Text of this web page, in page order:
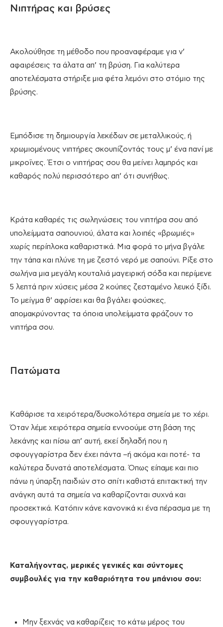
Νιπτήρας και βρύσες
Ακολούθησε τη μέθοδο που προαναφέραμε για ν’
αφαιρέσεις τα άλατα απ’ τη βρύση. Για καλύτερα
αποτελέσματα στήριξε μια φέτα λεμόνι στο στόμιο της
βρύσης.
Εμπόδισε τη δημιουργία λεκέδων σε μεταλλικούς, ή
χρωμιομένους νιπτήρες σκουπίζοντάς τους μ’ ένα πανί με
μικροΐνες. Έτσι ο νιπτήρας σου θα μείνει λαμπρός και
καθαρός πολύ περισσότερο απ’ ότι συνήθως.
Κράτα καθαρές τις σωληνώσεις του νιπτήρα σου από
υπολείμματα σαπουνιού, άλατα και λοιπές «βρωμιές»
χωρίς περίπλοκα καθαριστικά. Μια φορά το μήνα βγάλε
την τάπα και πλύνε τη με ζεστό νερό με σαπούνι. Ρίξε στο
σωλήνα μια μεγάλη κουταλιά μαγειρική σόδα και περίμενε
5 λεπτά πριν χύσεις μέσα 2 κούπες ζεσταμένο λευκό ξίδι.
Το μείγμα θ’ αφρίσει και θα βγάλει φούσκες,
απομακρύνοντας τα όποια υπολείμματα φράζουν το
νιπτήρα σου.
Πατώματα
Καθάρισε τα χειρότερα/δυσκολότερα σημεία με το χέρι.
Όταν λέμε χειρότερα σημεία εννοούμε στη βάση της
λεκάνης και πίσω απ’ αυτή, εκεί δηλαδή που η
σφουγγαρίστρα δεν έχει πάντα –ή ακόμα και ποτέ- τα
καλύτερα δυνατά αποτελέσματα. Όπως είπαμε και πιο
πάνω η ύπαρξη παιδιών στο σπίτι καθιστά επιτακτική την
ανάγκη αυτά τα σημεία να καθαρίζονται συχνά και
προσεκτικά. Κατόπιν κάνε κανονικά κι ένα πέρασμα με τη
σφουγγαρίστρα.
Καταλήγοντας, μερικές γενικές και σύντομες
συμβουλές για την καθαριότητα του μπάνιου σου:
Μην ξεχνάς να καθαρίζεις το κάτω μέρος του